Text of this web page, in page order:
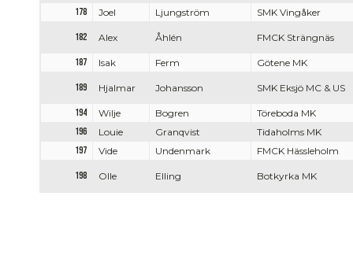
178 Joel Ljungström SMK Vingåker
182 Alex Åhlén FMCK Strängnäs
187 Isak Ferm Götene MK
189 Hjalmar Johansson SMK Eksjö MC & US
194 Wilje Bogren
Töreboda MK
196
Louie Granqvist
Tidaholms MK
197
Vide Undenmark FMCK Hässleholm
198 Olle Elling Botkyrka MK